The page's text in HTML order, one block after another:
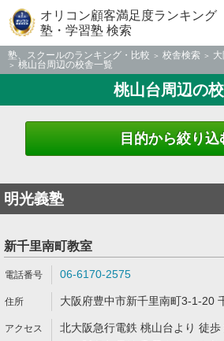
オリコン顧客満足度ランキング
塾・学習塾 検索
塾、スクールのランキング・比較 校舎検索
桃山台周辺の校舎一覧
桃山台周辺の
目的から絞り込
明光義塾
新千里南町教室
06-6170-2575
大阪府豊中市新千里南町3-1-20
北大阪急行電鉄 桃山台より 徒歩